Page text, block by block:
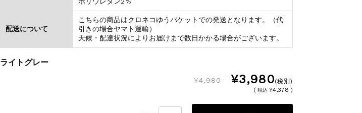
配送について
こちらの商品はクロネコゆうパケットでの発送となります。（代
引きの場合ヤマト運輸）
天候・配達状況によりお届けまで数日かかる場合がございます。
ライトグレー
¥4,980 ¥3,980(税別)
( 税込 ¥4,378 )